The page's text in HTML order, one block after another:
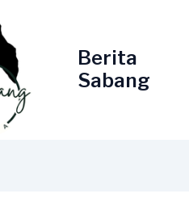
Berita
Sabang